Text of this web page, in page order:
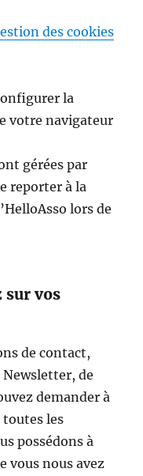
des cookies
la
votre navigateur
gérées par
reporter à la
lors de
sur vos
de contact,
de
demander à
les
possédons à
vous nous avez